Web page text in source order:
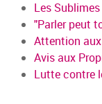
Les
"Parler peut
Attention
Avis aux
Lutte contre